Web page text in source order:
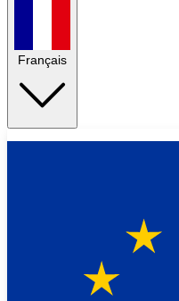
Français